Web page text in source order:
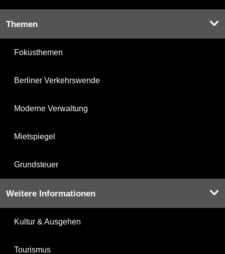
Themen
Fokusthemen
Berliner Verkehrswende
Moderne Verwaltung
Mietspiegel
Grundsteuer
Weitere Informationen
Kultur & Ausgehen
Tourismus